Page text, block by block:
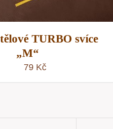
TURBO svíce
„M“
79 Kč